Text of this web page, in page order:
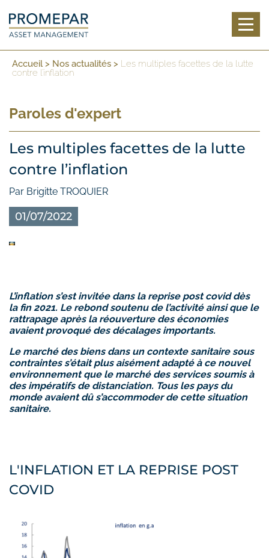
Accueil> Nos actualités > Les multiples facettes de la lutte
contre l’inflation
Paroles d'expert
Les multiples facettes de la lutte
contre l’inflation
Par Brigitte TROQUIER
01/07/2022
L’inflation s’est invitée dans la reprise post covid dès
la fin 2021. Le rebond soutenu de l’activité ainsi que le
rattrapage après la réouverture des économies
avaient provoqué des décalages importants.
Le marché des biens dans un contexte sanitaire sous
contraintes s’était plus aisément adapté à ce nouvel
environnement que le marché des services soumis à
des impératifs de distanciation. Tous les pays du
monde avaient dû s’accommoder de cette situation
sanitaire.
L'INFLATION ET LA REPRISE POST
COVID